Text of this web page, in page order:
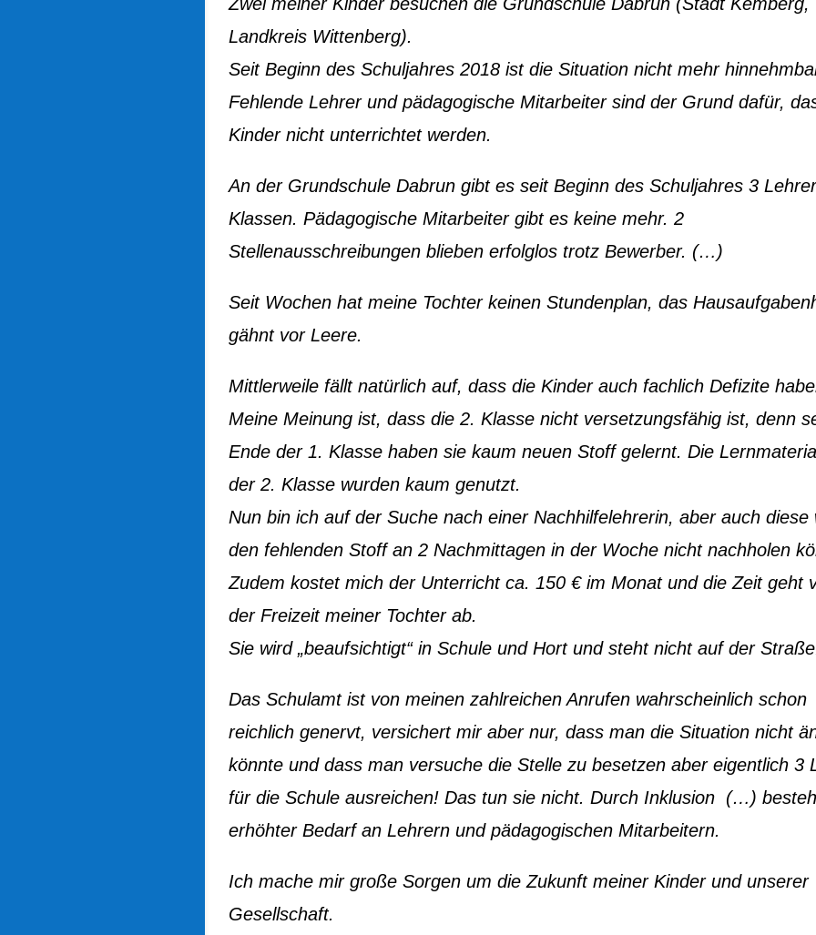
Landkreis Wittenberg).
Seit Beginn des Schuljahres 2018 ist die Situation nicht mehr
Fehlende Lehrer und pädagogische Mitarbeiter sind der Grund dafür,
Kinder nicht unterrichtet werden.
An der Grundschule Dabrun gibt es seit Beginn des Schuljahres 3
Klassen. Pädagogische Mitarbeiter gibt es keine mehr. 2
Stellenausschreibungen blieben erfolglos trotz Bewerber. (…)
Seit Wochen hat meine Tochter keinen Stundenplan, das
gähnt vor Leere.
Mittlerweile fällt natürlich auf, dass die Kinder auch fachlich Defizite
Meine Meinung ist, dass die 2. Klasse nicht versetzungsfähig ist, denn
Ende der 1. Klasse haben sie kaum neuen Stoff gelernt. Die
der 2. Klasse wurden kaum genutzt.
Nun bin ich auf der Suche nach einer Nachhilfelehrerin, aber auch diese
den fehlenden Stoff an 2 Nachmittagen in der Woche nicht nachholen
Zudem kostet mich der Unterricht ca. 150 € im Monat und die Zeit geht
der Freizeit meiner Tochter ab.
Sie wird „beaufsichtigt“ in Schule und Hort und steht nicht auf der
Das Schulamt ist von meinen zahlreichen Anrufen wahrscheinlich schon
reichlich genervt, versichert mir aber nur, dass man die Situation nicht
könnte und dass man versuche die Stelle zu besetzen aber eigentlich 3
für die Schule ausreichen! Das tun sie nicht. Durch Inklusion (…)
erhöhter Bedarf an Lehrern und pädagogischen Mitarbeitern.
Ich mache mir große Sorgen um die Zukunft meiner Kinder und unserer
Gesellschaft.